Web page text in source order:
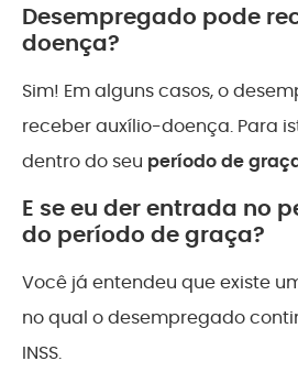
Desempregado pode
doença?
Sim! Em alguns casos, o
receber auxílio-doença. Para
dentro do seu período de
E se eu der entrada no
do período de graça?
Você já entendeu que existe
no qual o desempregado
INSS.